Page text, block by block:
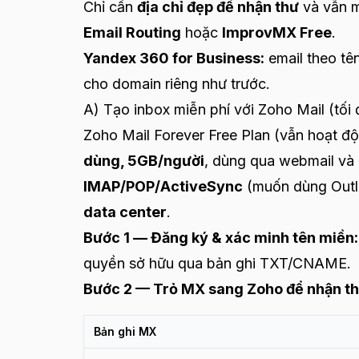
Chỉ cần địa chỉ đẹp để nhận thư và vẫn
Email Routing hoặc ImprovMX Free.
Yandex 360 for Business: email theo
cho domain riêng như trước.
A) Tạo inbox miễn phí với Zoho Mail (tối
Zoho Mail Forever Free Plan (vẫn hoạt
dùng, 5GB/người, dùng qua webmail
IMAP/POP/ActiveSync (muốn dùng
data center.
Bước 1 — Đăng ký & xác minh tên miền:
quyền sở hữu qua bản ghi TXT/CNAME.
Bước 2 — Trỏ MX sang Zoho để nhận
Bản ghi MX